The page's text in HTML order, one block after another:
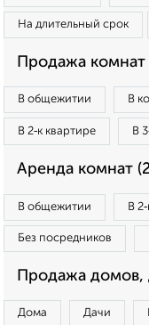
На длительный срок
Продажа комнат
В общежитии В
В 2‑к квартире В
Аренда комнат
В общежитии В
Без посредников
Продажа домов,
Дома Дачи